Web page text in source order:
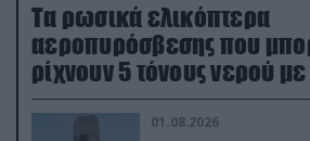
Τα ρωσικά ελικόπτερα
αεροπυρόσβεσης που
ρίχνουν 5 τόνους νερού
01.08.2026